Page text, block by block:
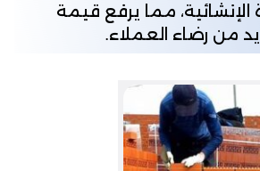
الإنشائية، مما يرفع قيمة
من رضاء العملاء.